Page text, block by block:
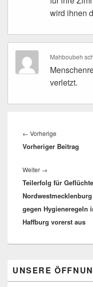
wird ihnen
Mahboubeh
verletzt.
← Vorherige
Beitrag:
Vorheriger Beitrag
Weiter →
Beitrag:
Teilerfolg für
gegen Hygieneregeln
Haffburg vorerst aus
Seitenleisten-
Widgetbereich
UNSERE